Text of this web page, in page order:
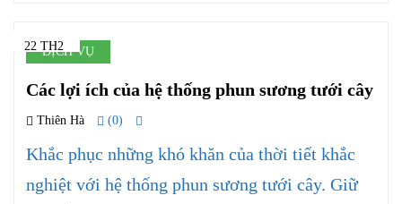
22 TH2DỊCH VỤ
Các lợi ích của hệ thống phun sương tưới cây
Thiên Hà (0)
Khắc phục những khó khăn của thời tiết khắc
nghiệt với hệ thống phun sương tưới cây. Giữ